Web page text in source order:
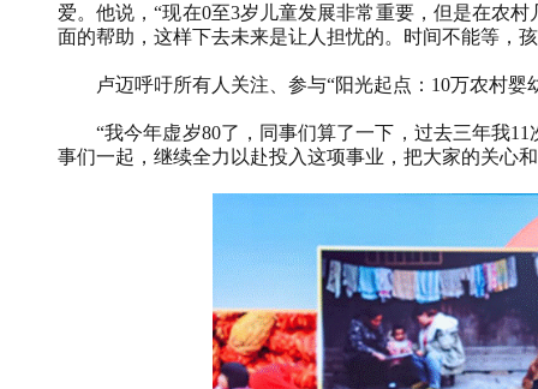
爱。他说，“现在0至3岁儿童发展非常重要，但是在农
面的帮助，这样下去未来是让人担忧的。时间不能等，
卢迈呼吁所有人关注、参与“阳光起点： 10万农村婴
“我今年虚岁80了，同事们算了一下，过去三年我11
事们一起，继续全力以赴投入这项事业，把大家的关心